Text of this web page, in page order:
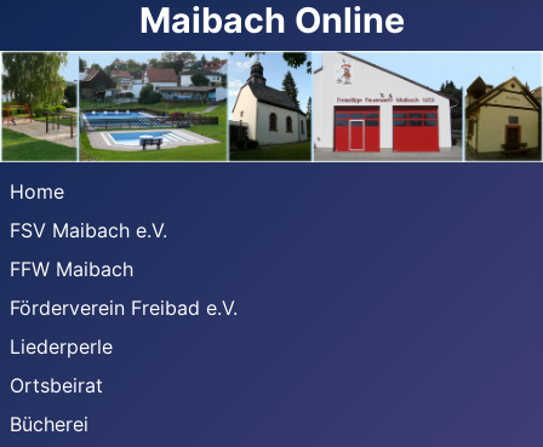
Maibach Online
Home
FSV Maibach e.V.
FFW Maibach
Förderverein Freibad e.V.
Liederperle
Ortsbeirat
Bücherei